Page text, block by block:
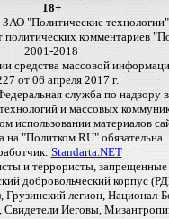
18+
ЗАО "Политические технологии"
комментариев
2001-2018
средства массовой
от 06 апреля 2017 г.
служба по надзору в
и массовых
использовании материалов
на "Политком.RU" обязательна
Standarta.NET
и террористы,
добровольческий корпус
легион, Национал-
Свидетели Иеговы,